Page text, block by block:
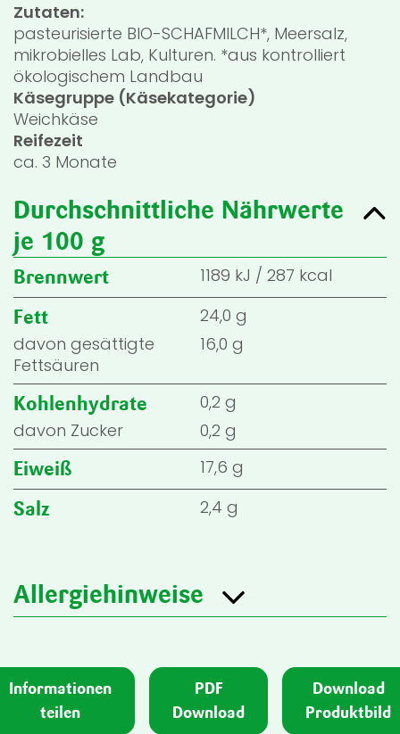
Zutaten:
pasteurisierte BIO-SCHAFMILCH*, Meersalz,
mikrobielles Lab, Kulturen. *aus kontrolliert
ökologischem Landbau
Käsegruppe (Käsekategorie)
Weichkäse
Reifezeit
ca. 3 Monate
Durchschnittliche Nährwerte
je 100 g
Brennwert 1189 kJ / 287 kcal
Fett
24,0 g
davon gesättigte
Fettsäuren
16,0 g
Kohlenhydrate
0,2 g
davon Zucker
0,2 g
Eiweiß 17,6 g
Salz 2,4 g
Allergiehinweise
Informationen
teilen
PDF
Download
Download
Produktbild